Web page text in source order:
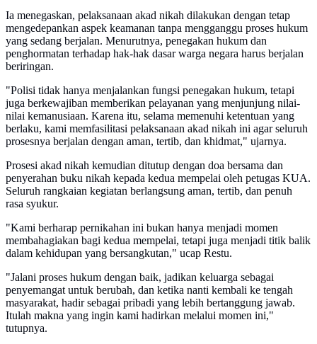
Ia menegaskan, pelaksanaan akad nikah dilakukan dengan tetap
mengedepankan aspek keamanan tanpa mengganggu proses hukum
yang sedang berjalan. Menurutnya, penegakan hukum dan
penghormatan terhadap hak-hak dasar warga negara harus berjalan
beriringan.
"Polisi tidak hanya menjalankan fungsi penegakan hukum, tetapi
juga berkewajiban memberikan pelayanan yang menjunjung nilai-
nilai kemanusiaan. Karena itu, selama memenuhi ketentuan yang
berlaku, kami memfasilitasi pelaksanaan akad nikah ini agar seluruh
prosesnya berjalan dengan aman, tertib, dan khidmat," ujarnya.
Prosesi akad nikah kemudian ditutup dengan doa bersama dan
penyerahan buku nikah kepada kedua mempelai oleh petugas KUA.
Seluruh rangkaian kegiatan berlangsung aman, tertib, dan penuh
rasa syukur.
"Kami berharap pernikahan ini bukan hanya menjadi momen
membahagiakan bagi kedua mempelai, tetapi juga menjadi titik balik
dalam kehidupan yang bersangkutan," ucap Restu.
"Jalani proses hukum dengan baik, jadikan keluarga sebagai
penyemangat untuk berubah, dan ketika nanti kembali ke tengah
masyarakat, hadir sebagai pribadi yang lebih bertanggung jawab.
Itulah makna yang ingin kami hadirkan melalui momen ini,"
tutupnya.